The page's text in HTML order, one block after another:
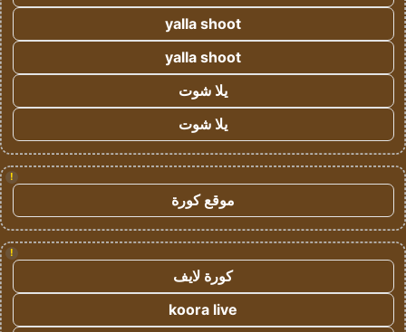
yalla shoot
yalla shoot
يلا شوت
يلا شوت
!
موقع كورة
!
كورة لايف
koora live